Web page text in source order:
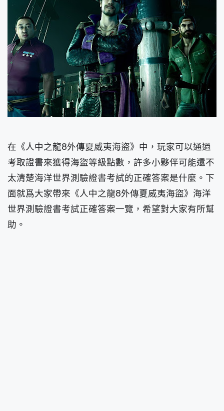
在《人中之龍8外傳夏威夷海盜》中，玩家可以通過
考取證書來獲得海盜等級點數，許多小夥伴可能還不
太清楚海洋世界測驗證書考試的正確答案是什麼。下
面就爲大家帶來《人中之龍8外傳夏威夷海盜》海洋
世界測驗證書考試正確答案一覽，希望對大家有所幫
助。